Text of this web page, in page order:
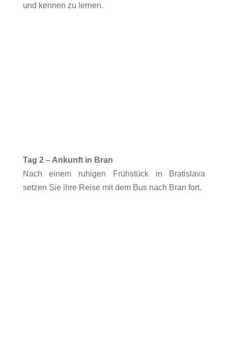
und kennen zu lernen.
Tag 2 – Ankunft in Bran
Nach einem ruhigen Frühstück in Bratislava
setzen Sie ihre Reise mit dem Bus nach Bran fort.